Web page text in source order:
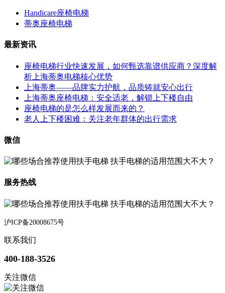
Handicare座椅电梯
蒂奥座椅电梯
最新资讯
座椅电梯行业快速发展，如何甄选靠谱供应商？深度解
析上海蒂奥电梯核心优势
上海蒂奥——品牌实力护航，品质铸就安心出行
上海蒂奥座椅电梯：安全适老，解锁上下楼自由
座椅电梯的是怎么样发展而来的？
老人上下楼困难：关注老年群体的出行需求
微信
服务热线
沪ICP备20008675号
联系我们
400-188-3526
关注微信